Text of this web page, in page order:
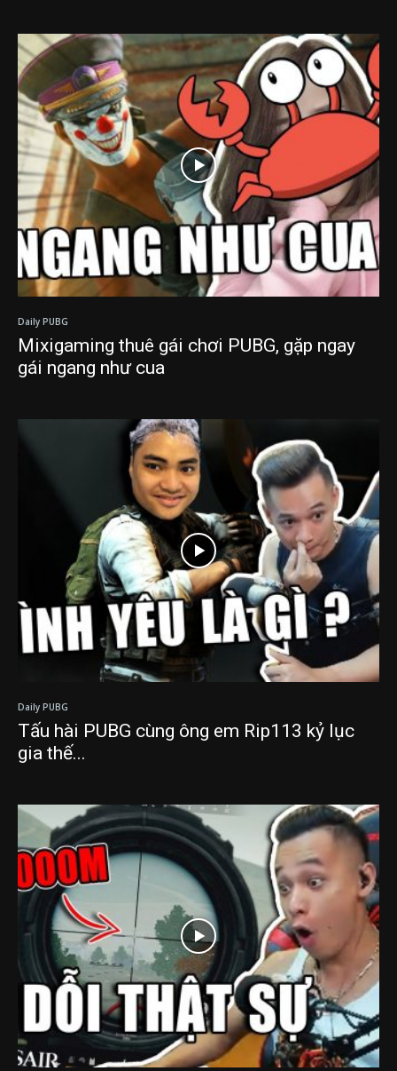
Daily PUBG
Mixigaming thuê gái chơi PUBG, gặp ngay
gái ngang như cua
Daily PUBG
Tấu hài PUBG cùng ông em Rip113 kỷ lục
gia thế...